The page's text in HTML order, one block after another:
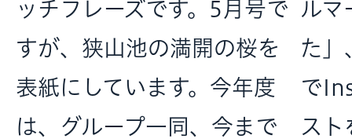
ッチフレーズです。5月号で
すが、狭山池の満開の桜を
表紙にしています。今年度
は、グループ一同、今まで
ルマ
た」
で
ス